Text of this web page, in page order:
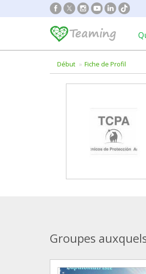
Début Fiche de Profil
Groupes